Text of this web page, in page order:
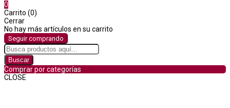
0
Carrito (0)
Cerrar
No hay más artículos en su carrito
Seguir comprando
Buscar
Comprar por categorías
CLOSE